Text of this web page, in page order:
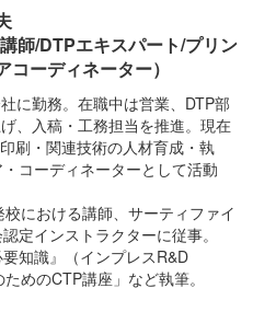
講師/DTPエキスパート/プリン
コーディネーター）
に勤務。在職中は営業、DTP部
、入稿・工務担当を推進。現在
刷・関連技術の人材育成・執
コーディネーターとして活動
における講師、サーティファイ
定インストラクターに従事。
知識』（インプレスR&D
めのCTP講座」など執筆。